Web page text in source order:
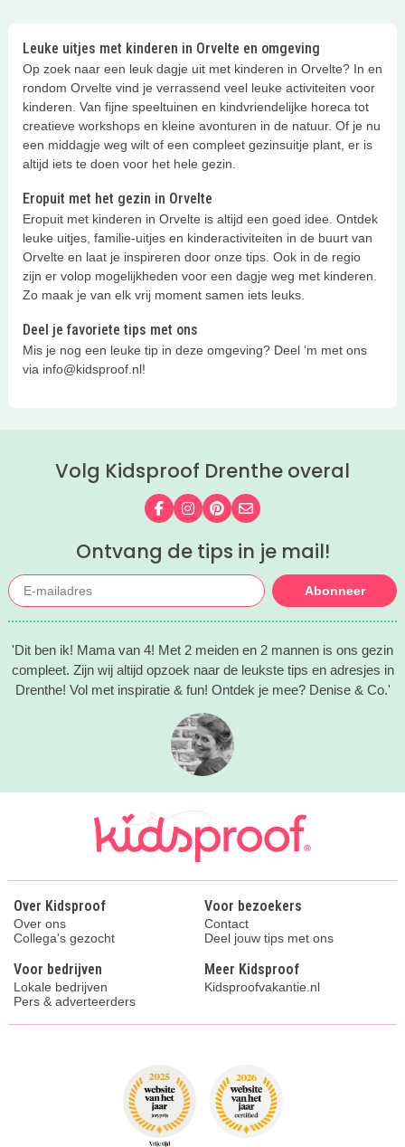
Leuke uitjes met kinderen in Orvelte en omgeving
Op zoek naar een leuk dagje uit met kinderen in Orvelte? In en
rondom Orvelte vind je verrassend veel leuke activiteiten voor
kinderen. Van fijne speeltuinen en kindvriendelijke horeca tot
creatieve workshops en kleine avonturen in de natuur. Of je nu
een middagje weg wilt of een compleet gezinsuitje plant, er is
altijd iets te doen voor het hele gezin.
Eropuit met het gezin in Orvelte
Eropuit met kinderen in Orvelte is altijd een goed idee. Ontdek
leuke uitjes, familie-uitjes en kinderactiviteiten in de buurt van
Orvelte en laat je inspireren door onze tips. Ook in de regio
zijn er volop mogelijkheden voor een dagje weg met kinderen.
Zo maak je van elk vrij moment samen iets leuks.
Deel je favoriete tips met ons
Mis je nog een leuke tip in deze omgeving? Deel ‘m met ons
via info@kidsproof.nl!
Volg Kidsproof Drenthe overal
Volg ons op Facebook
Volg ons op Instagram
Volg ons op Pinterest
Mail ons
Ontvang de tips in je mail!
Abonneer
'Dit ben ik! Mama van 4! Met 2 meiden en 2 mannen is ons gezin
compleet. Zijn wij altijd opzoek naar de leukste tips en adresjes in
Drenthe! Vol met inspiratie & fun! Ontdek je mee? Denise & Co.'
Over Kidsproof
Over ons
Collega's gezocht
Voor bezoekers
Contact
Deel jouw tips met ons
Voor bedrijven
Lokale bedrijven
Pers & adverteerders
Meer Kidsproof
Kidsproofvakantie.nl